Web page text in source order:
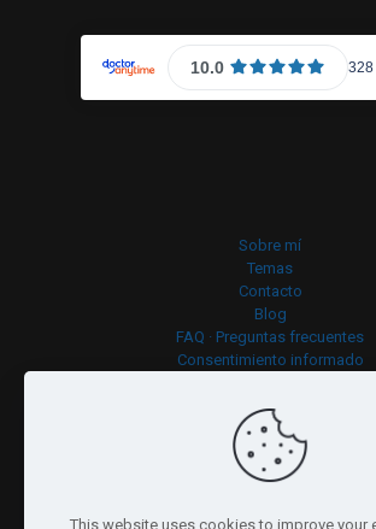
Sobre mí
Temas
Contacto
Blog
FAQ · Preguntas frecuentes
Consentimiento informado
This website uses cookies to improve your